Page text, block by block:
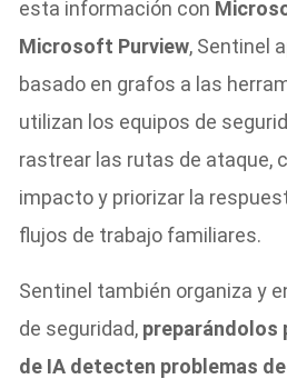
esta información con
Microsoft Purview, Sentinel
basado en grafos a las
utilizan los equipos de
rastrear las rutas de ataque,
impacto y priorizar la
flujos de trabajo familiares.
Sentinel también organiza y
de seguridad, preparándolos
de IA detecten problemas